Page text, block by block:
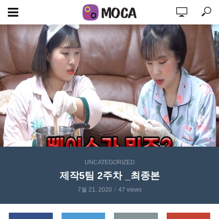
UNCATEGORIZED
제작5팀 2주차 _최종본
7월 21, 2020 47 views